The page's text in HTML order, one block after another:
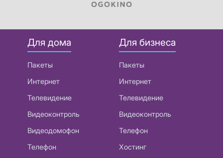
Для дома
Пакеты
Интернет
Телевидение
Видеоконтроль
Видеодомофон
Телефон
Для бизнеса
Пакеты
Интернет
Телевидение
Видеоконтроль
Телефон
Хостинг